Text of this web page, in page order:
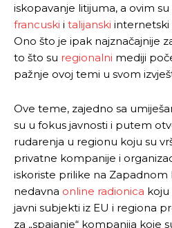
iskopavanje litijuma, a ovim su
francuski i talijanski internetski
Ono što je ipak najznačajnije
to što su regionalni mediji
pažnje ovoj temi u svom
Ove teme, zajedno sa
su u fokus javnosti i putem
rudarenja u regionu koju su
privatne kompanije i
iskoriste prilike na Zapadnom
nedavna online radionica koju
javni subjekti iz EU i regiona
za „spajanje“ kompanija koje